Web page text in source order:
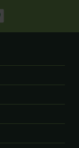
op Twitter
op